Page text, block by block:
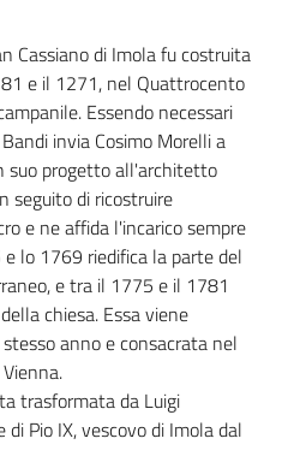
Cassiano di Imola fu costruita
e il 1271, nel Quattrocento
Essendo necessari
invia Cosimo Morelli a
suo progetto all'architetto
seguito di ricostruire
e ne affida l'incarico sempre
lo 1769 riedifica la parte del
e tra il 1775 e il 1781
chiesa. Essa viene
anno e consacrata nel
trasformata da Luigi
Pio IX, vescovo di Imola dal